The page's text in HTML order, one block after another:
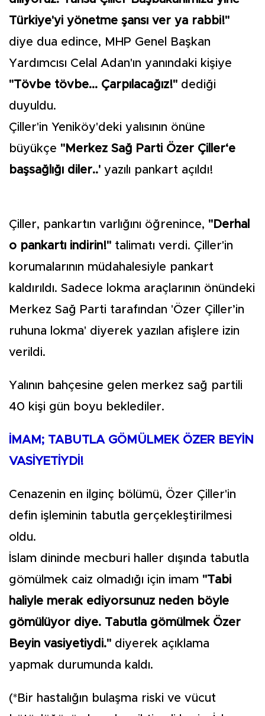
Türkiye'yi yönetme şansı ver ya rabbi!"
diye dua edince, MHP Genel Başkan
Yardımcısı Celal Adan'ın yanındaki kişiye
"Tövbe tövbe... Çarpılacağız!" dediği
duyuldu.
Çiller'in Yeniköy'deki yalısının önüne
büyükçe "Merkez Sağ Parti Özer Çiller‘e
başsağlığı diler..' yazılı pankart açıldı!
Çiller, pankartın varlığını öğrenince, "Derhal
o pankartı indirin!" talimatı verdi. Çiller'in
korumalarının müdahalesiyle pankart
kaldırıldı. Sadece lokma araçlarının önündeki
Merkez Sağ Parti tarafından 'Özer Çiller’in
ruhuna lokma' diyerek yazılan afişlere izin
verildi.
Yalının bahçesine gelen merkez sağ partili
40 kişi gün boyu beklediler.
İMAM; TABUTLA GÖMÜLMEK ÖZER BEYİN
VASİYETİYDİ!
Cenazenin en ilginç bölümü, Özer Çiller'in
defin işleminin tabutla gerçekleştirilmesi
oldu.
İslam dininde mecburi haller dışında tabutla
gömülmek caiz olmadığı için imam "Tabi
haliyle merak ediyorsunuz neden böyle
gömülüyor diye. Tabutla gömülmek Özer
Beyin vasiyetiydi." diyerek açıklama
yapmak durumunda kaldı.
(*Bir hastalığın bulaşma riski ve vücut